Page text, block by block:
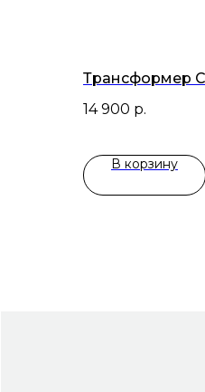
Трансформер
14 900 р.
В корзину